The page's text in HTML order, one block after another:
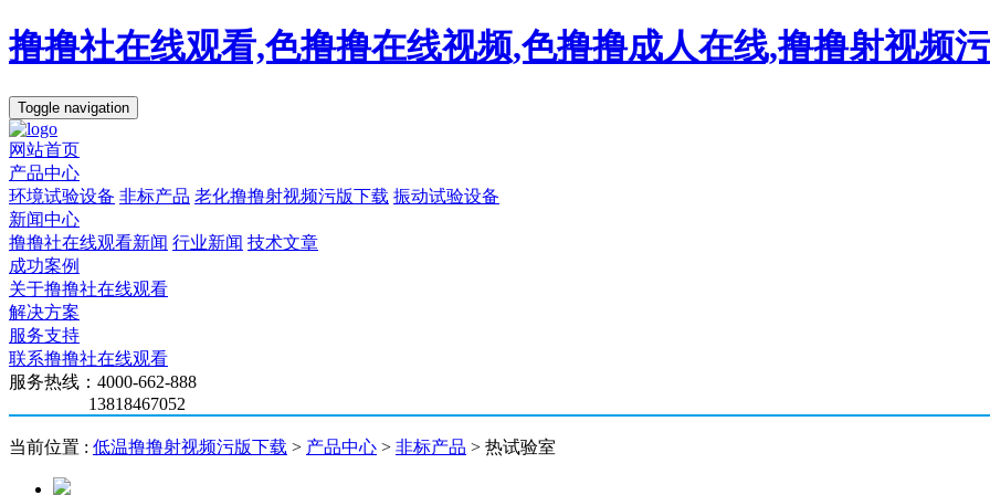
撸撸社在线观看,色撸撸在线视频,色撸撸成人在线,撸撸射视频
Toggle navigation
网站首页
产品中心
环境试验设备 非标产品 老化撸撸射视频污版下载 振动试验设备
新闻中心
撸撸社在线观看新闻 行业新闻 技术文章
成功案例
关于撸撸社在线观看
解决方案
服务支持
联系撸撸社在线观看
服务热线：4000-662-888
13818467052
当前位置 : 低温撸撸射视频污版下载 > 产品中心 > 非标产品 > 热试验室